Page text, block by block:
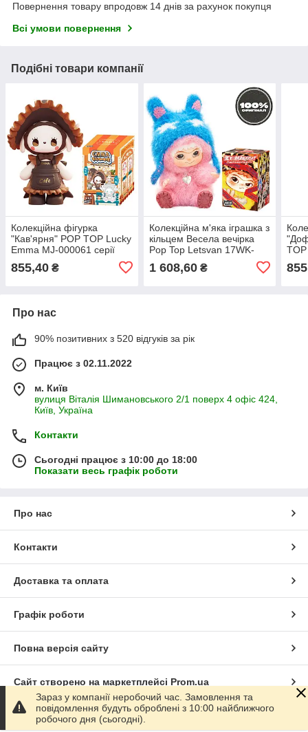
Повернення товару впродовж 14 днів за рахунок покупця
Всі умови повернення
Подібні товари компанії
Колекційна фігурка
"Кав'ярня" POP TOP Lucky
Emma MJ-000061 серії
855,40 ₴
Колекційна м'яка іграшка з
кільцем Весела вечірка
Pop Top Letsvan 17WK-
1 608,60₴
ліс"
Про нас
90% позитивних з 520 відгуків за рік
Працює з 02.11.2022
м. Київ
вулиця Віталія Шимановського 2/1 поверх 4 офіс 424,
Київ, Україна
Контакти
Сьогодні працює з 10:00 до 18:00
Показати весь графік роботи
Про нас
Контакти
Доставка та оплата
Графік роботи
Повна версія сайту
Сайт створено на маркетплейсі Prom.ua
Політика конфіденційності
Зараз у компанії неробочий час. Замовлення та
повідомлення будуть оброблені з 10:00 найближчого
робочого дня (сьогодні).